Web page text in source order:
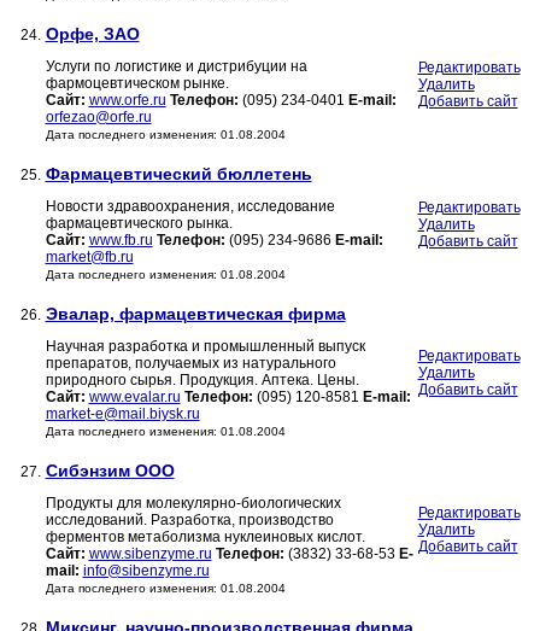
24. Орфе, ЗАО
Услуги по логистике и дистрибуции на
фармоцевтическом рынке.
Сайт: www.orfe.ru Телефон: (095) 234-0401 E-mail:
orfezao@orfe.ru
Дата последнего изменения: 01.08.2004
Редактировать
Удалить
Добавить сайт
25. Фармацевтический бюллетень
Новости здравоохранения, исследование
фармацевтического рынка.
Сайт: www.fb.ru Телефон: (095) 234-9686 E-mail:
market@fb.ru
Дата последнего изменения: 01.08.2004
Редактировать
Удалить
Добавить сайт
26. Эвалар, фармацевтическая фирма
Научная разработка и промышленный выпуск
препаратов, получаемых из натурального
природного сырья. Продукция. Аптека. Цены.
Сайт: www.evalar.ru Телефон: (095) 120-8581 E-mail:
market-e@mail.biysk.ru
Дата последнего изменения: 01.08.2004
Редактировать
Удалить
Добавить сайт
27. Сибэнзим ООО
Продукты для молекулярно-биологических
исследований. Разработка, производство
ферментов метаболизма нуклеиновых кислот.
Сайт: www.sibenzyme.ru Телефон: (3832) 33-68-53 E-
mail: info@sibenzyme.ru
Дата последнего изменения: 01.08.2004
Редактировать
Удалить
Добавить сайт